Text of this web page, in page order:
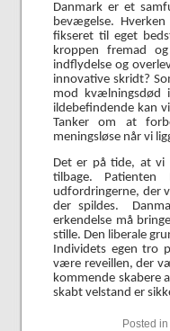
Danmark er et
bevægelse.
fikseret til eget
kroppen fremad
indflydelse og
innovative skridt?
mod kvælningsdød
ildebefindende kan
Tanker om at
meningsløse når vi
Det er på tide, at vi
tilbage.
udfordringerne, der
der spildes.
erkendelse må
stille. Den liberale
Individets egen tro
være reveillen, der
kommende skabere
skabt velstand er
Posted in